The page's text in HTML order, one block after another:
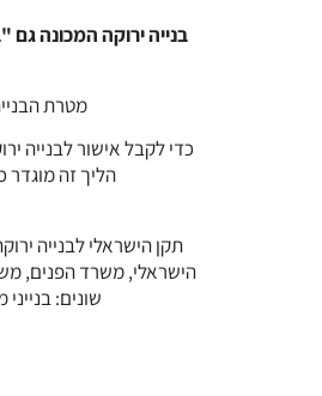
מטרת
כדי לקבל אישור לבנייה
הליך זה מוגדר
הישראלי, משרד הפנים,
שונים: